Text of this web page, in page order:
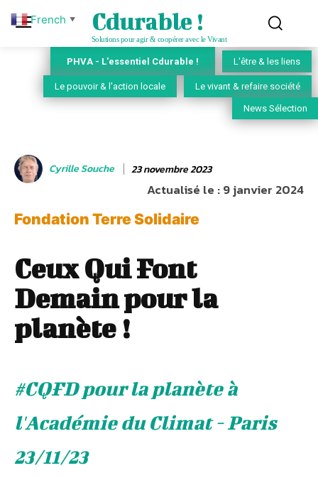
Cdurable !
Solutions pour agir & coopérer avec le Vivant
PHVA - L'essentiel Cdurable ! L'être & les liens
Le pouvoir & l'action locale Le vivant & refaire société
News Sélection
Cyrille Souche 23 novembre 2023
Actualisé le :9 janvier 2024
Fondation Terre Solidaire
Ceux Qui Font
Demain pour la
planète !
#CQFD pour la planète à
l'Académie du Climat - Paris
23/11/23
French ▼